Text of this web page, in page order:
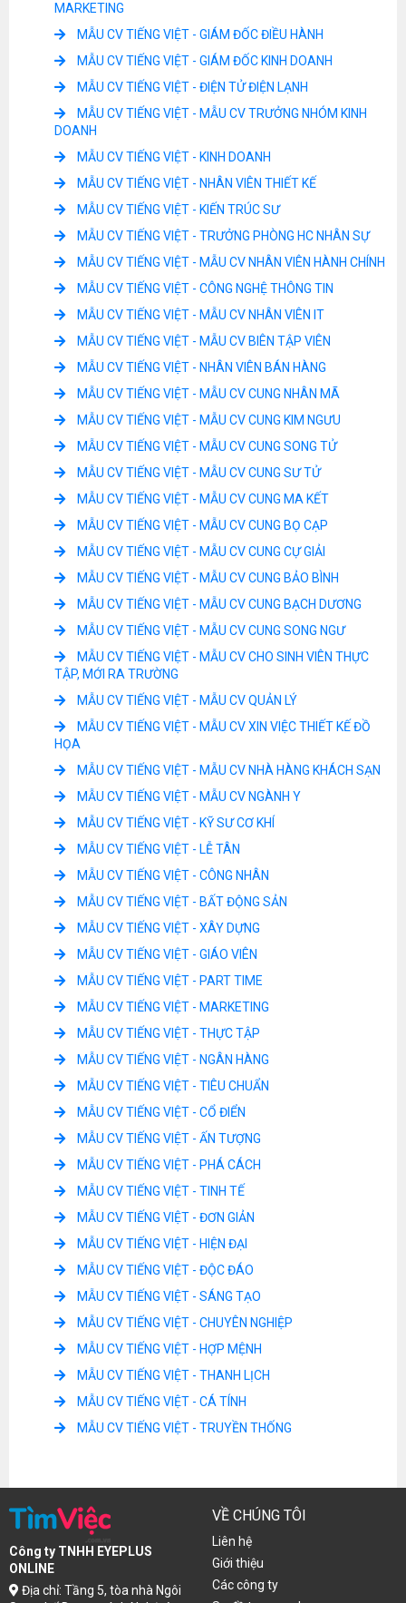
MARKETING
MẪU CV TIẾNG VIỆT - GIÁM ĐỐC ĐIỀU HÀNH
MẪU CV TIẾNG VIỆT - GIÁM ĐỐC KINH DOANH
MẪU CV TIẾNG VIỆT - ĐIỆN TỬ ĐIỆN LẠNH
MẪU CV TIẾNG VIỆT - MẪU CV TRƯỞNG NHÓM KINH
DOANH
MẪU CV TIẾNG VIỆT - KINH DOANH
MẪU CV TIẾNG VIỆT - NHÂN VIÊN THIẾT KẾ
MẪU CV TIẾNG VIỆT - KIẾN TRÚC SƯ
MẪU CV TIẾNG VIỆT - TRƯỞNG PHÒNG HC NHÂN SỰ
MẪU CV TIẾNG VIỆT - MẪU CV NHÂN VIÊN HÀNH CHÍNH
MẪU CV TIẾNG VIỆT - CÔNG NGHỆ THÔNG TIN
MẪU CV TIẾNG VIỆT - MẪU CV NHÂN VIÊN IT
MẪU CV TIẾNG VIỆT - MẪU CV BIÊN TẬP VIÊN
MẪU CV TIẾNG VIỆT - NHÂN VIÊN BÁN HÀNG
MẪU CV TIẾNG VIỆT - MẪU CV CUNG NHÂN MÃ
MẪU CV TIẾNG VIỆT - MẪU CV CUNG KIM NGƯU
MẪU CV TIẾNG VIỆT - MẪU CV CUNG SONG TỬ
MẪU CV TIẾNG VIỆT - MẪU CV CUNG SƯ TỬ
MẪU CV TIẾNG VIỆT - MẪU CV CUNG MA KẾT
MẪU CV TIẾNG VIỆT - MẪU CV CUNG BỌ CẠP
MẪU CV TIẾNG VIỆT - MẪU CV CUNG CỰ GIẢI
MẪU CV TIẾNG VIỆT - MẪU CV CUNG BẢO BÌNH
MẪU CV TIẾNG VIỆT - MẪU CV CUNG BẠCH DƯƠNG
MẪU CV TIẾNG VIỆT - MẪU CV CUNG SONG NGƯ
MẪU CV TIẾNG VIỆT - MẪU CV CHO SINH VIÊN THỰC
TẬP, MỚI RA TRƯỜNG
MẪU CV TIẾNG VIỆT - MẪU CV QUẢN LÝ
MẪU CV TIẾNG VIỆT - MẪU CV XIN VIỆC THIẾT KẾ ĐỒ
HỌA
MẪU CV TIẾNG VIỆT - MẪU CV NHÀ HÀNG KHÁCH SẠN
MẪU CV TIẾNG VIỆT - MẪU CV NGÀNH Y
MẪU CV TIẾNG VIỆT - KỸ SƯ CƠ KHÍ
MẪU CV TIẾNG VIỆT - LỄ TÂN
MẪU CV TIẾNG VIỆT - CÔNG NHÂN
MẪU CV TIẾNG VIỆT - BẤT ĐỘNG SẢN
MẪU CV TIẾNG VIỆT - XÂY DỰNG
MẪU CV TIẾNG VIỆT - GIÁO VIÊN
MẪU CV TIẾNG VIỆT - PART TIME
MẪU CV TIẾNG VIỆT - MARKETING
MẪU CV TIẾNG VIỆT - THỰC TẬP
MẪU CV TIẾNG VIỆT - NGÂN HÀNG
MẪU CV TIẾNG VIỆT - TIÊU CHUẨN
MẪU CV TIẾNG VIỆT - CỔ ĐIỂN
MẪU CV TIẾNG VIỆT - ẤN TƯỢNG
MẪU CV TIẾNG VIỆT - PHÁ CÁCH
MẪU CV TIẾNG VIỆT - TINH TẾ
MẪU CV TIẾNG VIỆT - ĐƠN GIẢN
MẪU CV TIẾNG VIỆT - HIỆN ĐẠI
MẪU CV TIẾNG VIỆT - ĐỘC ĐÁO
MẪU CV TIẾNG VIỆT - SÁNG TẠO
MẪU CV TIẾNG VIỆT - CHUYÊN NGHIỆP
MẪU CV TIẾNG VIỆT - HỢP MỆNH
MẪU CV TIẾNG VIỆT - THANH LỊCH
MẪU CV TIẾNG VIỆT - CÁ TÍNH
MẪU CV TIẾNG VIỆT - TRUYỀN THỐNG
Công ty TNHH EYEPLUS
ONLINE
Địa chỉ: Tầng 5, tòa nhà Ngôi
VỀ CHÚNG TÔI
Liên hệ
Giới thiệu
Các công ty